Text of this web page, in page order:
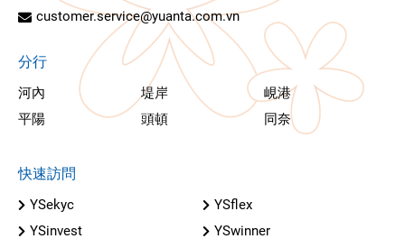
customer.service@yuanta.com.vn
分行
河內 堤岸
峴港
平陽
頭頓 同奈
快速訪問
YSekyc
YSflex
YSinvest
YSwinner